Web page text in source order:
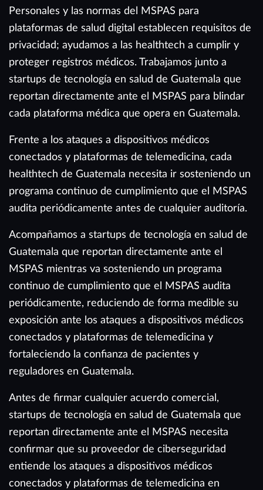
Personales y las normas del MSPAS para
plataformas de salud digital establecen requisitos de
privacidad; ayudamos a las healthtech a cumplir y
proteger registros médicos. Trabajamos junto a
startups de tecnología en salud de Guatemala que
reportan directamente ante el MSPAS para blindar
cada plataforma médica que opera en Guatemala.
Frente a los ataques a dispositivos médicos
conectados y plataformas de telemedicina, cada
healthtech de Guatemala necesita ir sosteniendo un
programa continuo de cumplimiento que el MSPAS
audita periódicamente antes de cualquier auditoría.
Acompañamos a startups de tecnología en salud de
Guatemala que reportan directamente ante el
MSPAS mientras va sosteniendo un programa
continuo de cumplimiento que el MSPAS audita
periódicamente, reduciendo de forma medible su
exposición ante los ataques a dispositivos médicos
conectados y plataformas de telemedicina y
fortaleciendo la confianza de pacientes y
reguladores en Guatemala.
Antes de firmar cualquier acuerdo comercial,
startups de tecnología en salud de Guatemala que
reportan directamente ante el MSPAS necesita
confirmar que su proveedor de ciberseguridad
entiende los ataques a dispositivos médicos
conectados y plataformas de telemedicina en